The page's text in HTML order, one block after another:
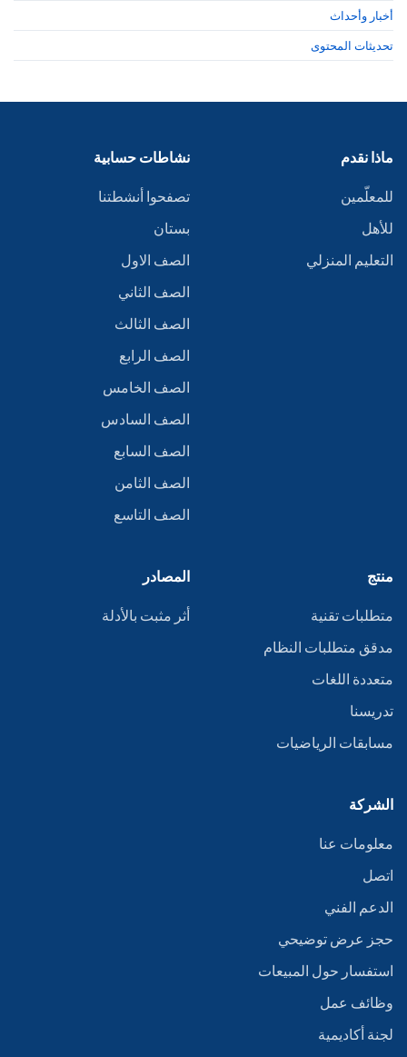
أخبار وأحداث
تحديثات المحتوى
ماذا نقدم
للمعلّمين
للأهل
التعليم المنزلي
نشاطات حسابية
تصفحوا أنشطتنا
بستان
الصف الاول
الصف الثاني
الصف الثالث
الصف الرابع
الصف الخامس
الصف السادس
الصف السابع
الصف الثامن
الصف التاسع
منتج
متطلبات تقنية
مدقق متطلبات النظام
متعددة اللغات
تدريسنا
مسابقات الرياضيات
المصادر
أثر مثبت بالأدلة
الشركة
معلومات عنا
اتصل
الدعم الفني
حجز عرض توضيحي
استفسار حول المبيعات
وظائف عمل
لجنة أكاديمية